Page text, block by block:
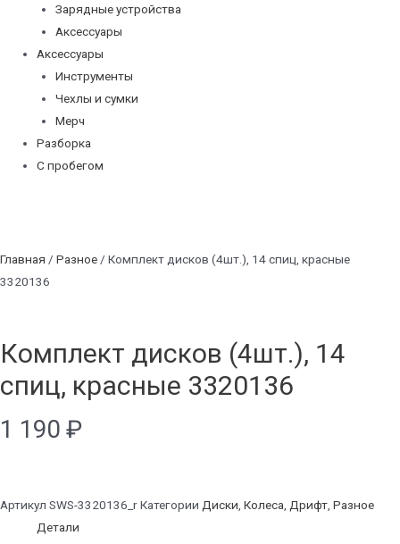
Зарядные устройства
Аксессуары
Аксессуары
Инструменты
Чехлы и сумки
Мерч
Разборка
С пробегом
Главная / Разное / Комплект дисков (4шт.), 14 спиц, красные
3320136
Комплект дисков (4шт.), 14
спиц, красные 3320136
1 190 ₽
Артикул SWS-3320136_rКатегории Диски, Колеса, Дрифт, Разное
Детали